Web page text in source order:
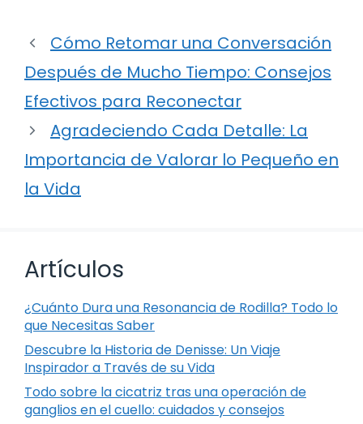
Cómo Retomar una Conversación
Después de Mucho Tiempo: Consejos
Efectivos para Reconectar
Agradeciendo Cada Detalle: La
Importancia de Valorar lo Pequeño en
la Vida
Artículos
¿Cuánto Dura una Resonancia de Rodilla? Todo lo
que Necesitas Saber
Descubre la Historia de Denisse: Un Viaje
Inspirador a Través de su Vida
Todo sobre la cicatriz tras una operación de
ganglios en el cuello: cuidados y consejos